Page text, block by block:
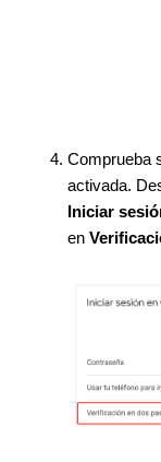
Comprueba
activada.
Iniciar
en